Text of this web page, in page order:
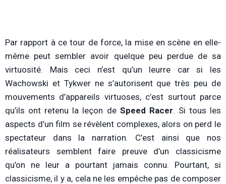
Par rapport à ce tour de force, la mise en scène en elle-
même peut sembler avoir quelque peu perdue de sa
virtuosité. Mais ceci n’est qu’un leurre car si les
Wachowski et Tykwer ne s’autorisent que très peu de
mouvements d’appareils virtuoses, c’est surtout parce
qu’ils ont retenu la leçon de Speed Racer. Si tous les
aspects d’un film se révèlent complexes, alors on perd le
spectateur dans la narration. C’est ainsi que nos
réalisateurs semblent faire preuve d’un classicisme
qu’on ne leur a pourtant jamais connu. Pourtant, si
classicisme, il y a, cela ne les empêche pas de composer